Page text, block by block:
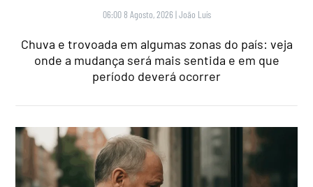
06:00 8 Agosto, 2026 |João Luís
Chuva e trovoada em algumas zonas do país: veja
onde a mudança será mais sentida e em que
período deverá ocorrer